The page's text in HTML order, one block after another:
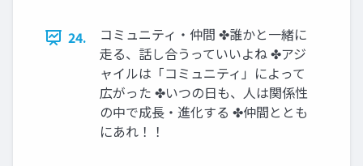
24.
コミュニティ・仲間 ✤誰かと一緒に
走る、話し合うっていいよね ✤アジ
ャイルは「コミュニティ」によって
広がった ✤いつの日も、人は関係性
の中で成長・進化する ✤仲間ととも
にあれ！！